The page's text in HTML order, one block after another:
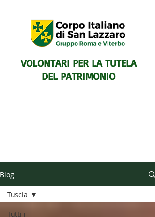
VOLONTARI PER LA TUTELA
DEL PATRIMONIO
E PER L'ASSISTENZA E IL
SOCCORSO DEGLI ESCURSIONISTI
Blog
Tutti i
Tuscia